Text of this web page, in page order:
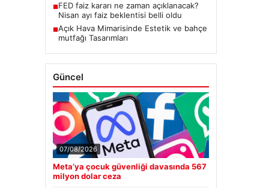
■FED faiz kararı ne zaman açıklanacak?
Nisan ayı faiz beklentisi belli oldu
■Açık Hava Mimarisinde Estetik ve bahçe
mutfağı Tasarımları
Güncel
07/08/2026
Meta’ya çocuk güvenliği davasında 567
milyon dolar ceza